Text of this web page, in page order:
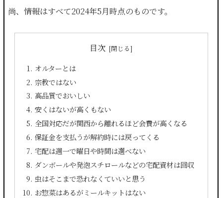
尚、情報はすべて2024年5月時点のものです。
目次
オルターとは
宗教ではない
高品質でおいしい
安くはないが高くもない
全国対応だが関西から離れるほど会費が高くなる
保証金を支払うが解約時には戻ってくる
宅配は週一で曜日や時間は選べない
ダンボールや発泡スチロールなどの宅配資材は回収
虫はそこまで恐れなくていいと思う
お惣菜はあるがミールキットはない